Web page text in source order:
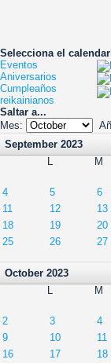
Selecciona el
Eventos
Aniversarios
Cumpleaños
reikainianos
Saltar a...
Mes:
September 2023
L
M
4
5 6
11
12 13
18
19 20
25
26 27
October 2023
L
M
2
3 4
9
10 11
16
17 18